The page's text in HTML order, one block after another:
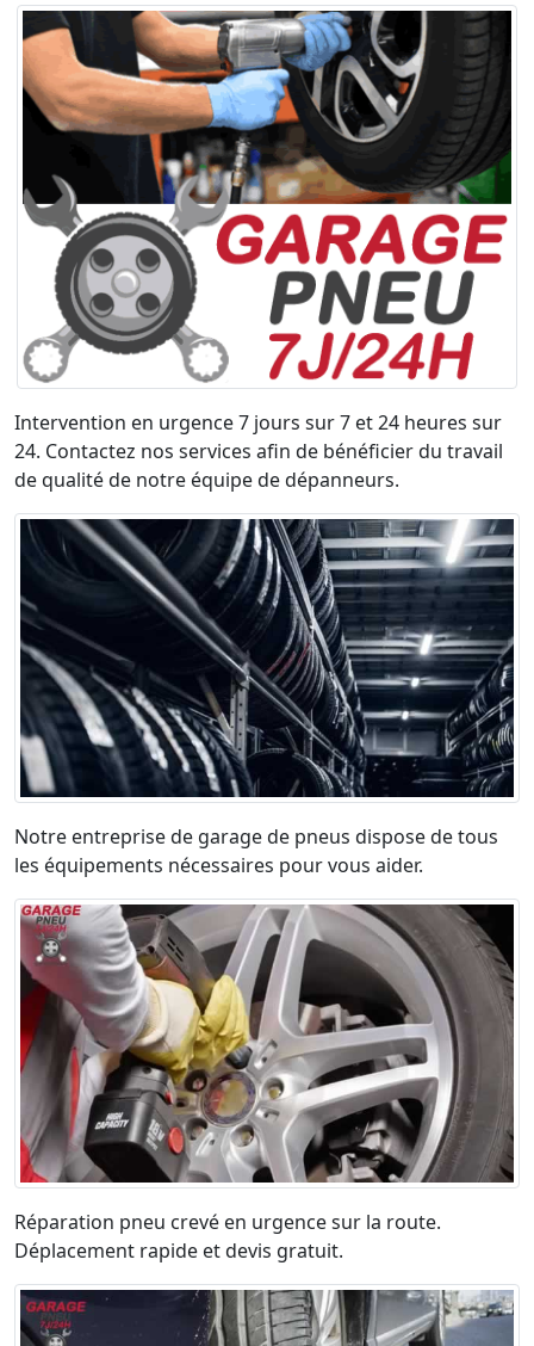
Intervention en urgence 7 jours sur 7 et 24 heures sur
24. Contactez nos services afin de bénéficier du travail
de qualité de notre équipe de dépanneurs.
Notre entreprise de garage de pneus dispose de tous
les équipements nécessaires pour vous aider.
Réparation pneu crevé en urgence sur la route.
Déplacement rapide et devis gratuit.